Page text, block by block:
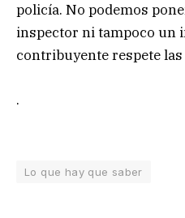
policía. No podemos
inspector ni tampoco un
contribuyente respete
.
Lo que hay que saber